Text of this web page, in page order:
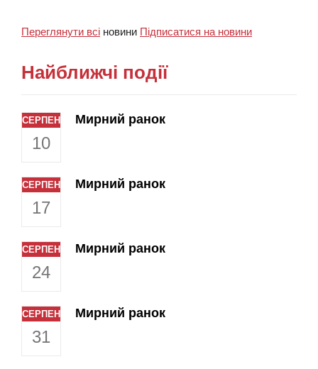
Переглянути всі новини Підписатися на новини
Найближчі події
СЕРПЕНЬ
10
Мирний ранок
СЕРПЕНЬ
17
Мирний ранок
СЕРПЕНЬ
24
Мирний ранок
СЕРПЕНЬ
31
Мирний ранок